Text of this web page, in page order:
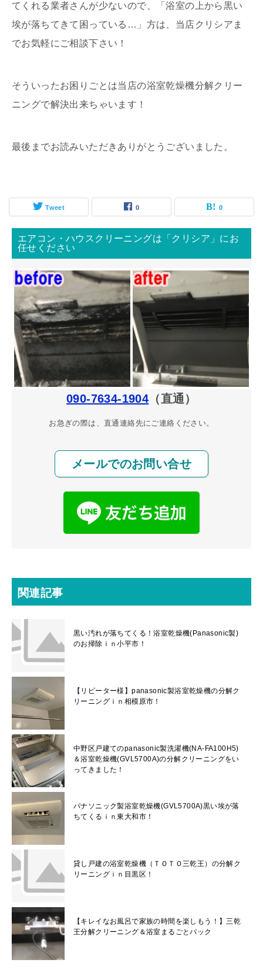
てくれる業者さんが少ないので、「浴室の上から黒い
埃が落ちてきて困っている…」方は、当店クリシアま
でお気軽にご相談下さい！
そういったお困りごとは当店の浴室乾燥機分解クリー
ニングで解決出来ちゃいます！
最後までお読みいただきありがとうございました。
Tweet 0 0
エアコン・ハウスクリーニングは「クリシア」にお
任せください
090-7634-1904 （直通）
お急ぎの際は、直通連絡先にご連絡ください。
メールでのお問い合せ
関連記事
黒い汚れが落ちてくる！浴室乾燥機(Panasonic製)
のお掃除ｉｎ小平市！
【リピーター様】panasonic製浴室乾燥機の分解ク
リーニングｉｎ相模原市！
中野区戸建てのpanasonic製洗濯機(NA-FA100H5)
＆浴室乾燥機(GVL5700A)の分解クリーニングをい
ってきました！
パナソニック製浴室乾燥機(GVL5700A)黒い埃が落
ちてくるｉｎ東大和市！
貸し戸建の浴室乾燥機（ＴＯＴＯ三乾王）の分解ク
リーニングｉｎ目黒区！
【キレイなお風呂で家族の時間を楽しもう！】三乾
王分解クリーニング＆浴室まるごとパック